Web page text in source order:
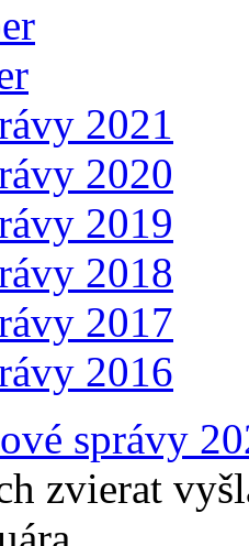
2021
2020
2019
2018
2017
2016
správy
zvierat